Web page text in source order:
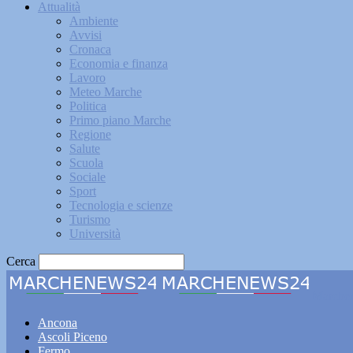
Attualità
Ambiente
Avvisi
Cronaca
Economia e finanza
Lavoro
Meteo Marche
Politica
Primo piano Marche
Regione
Salute
Scuola
Sociale
Sport
Tecnologia e scienze
Turismo
Università
Cerca
Ancona
Ascoli Piceno